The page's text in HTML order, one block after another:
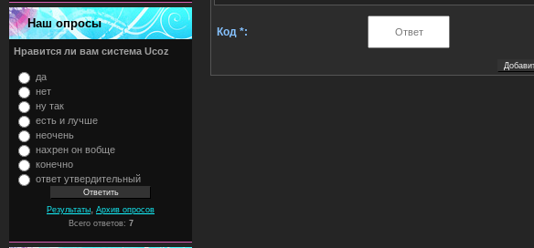
Наш опросы
Нравится ли вам система Ucoz
да
нет
ну так
есть и лучше
неочень
нахрен он вобще
конечно
ответ утвердительный
Результаты Архив опросов
Всего ответов: 7
Код *: